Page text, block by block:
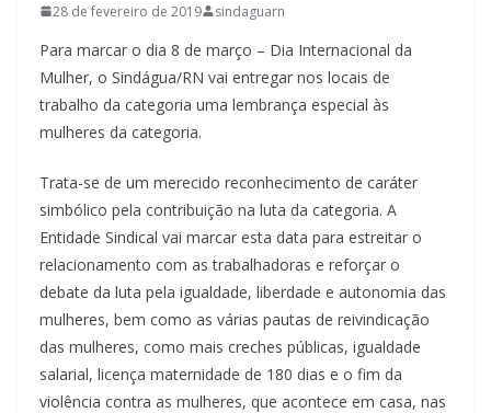
28 de fevereiro de 2019 sindaguarn
Para marcar o dia 8 de março – Dia Internacional da
Mulher, o Sindágua/RN vai entregar nos locais de
trabalho da categoria uma lembrança especial às
mulheres da categoria.
Trata-se de um merecido reconhecimento de caráter
simbólico pela contribuição na luta da categoria. A
Entidade Sindical vai marcar esta data para estreitar o
relacionamento com as trabalhadoras e reforçar o
debate da luta pela igualdade, liberdade e autonomia das
mulheres, bem como as várias pautas de reivindicação
das mulheres, como mais creches públicas, igualdade
salarial, licença maternidade de 180 dias e o fim da
violência contra as mulheres, que acontece em casa, nas